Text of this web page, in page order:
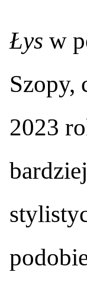
Łys w
2023